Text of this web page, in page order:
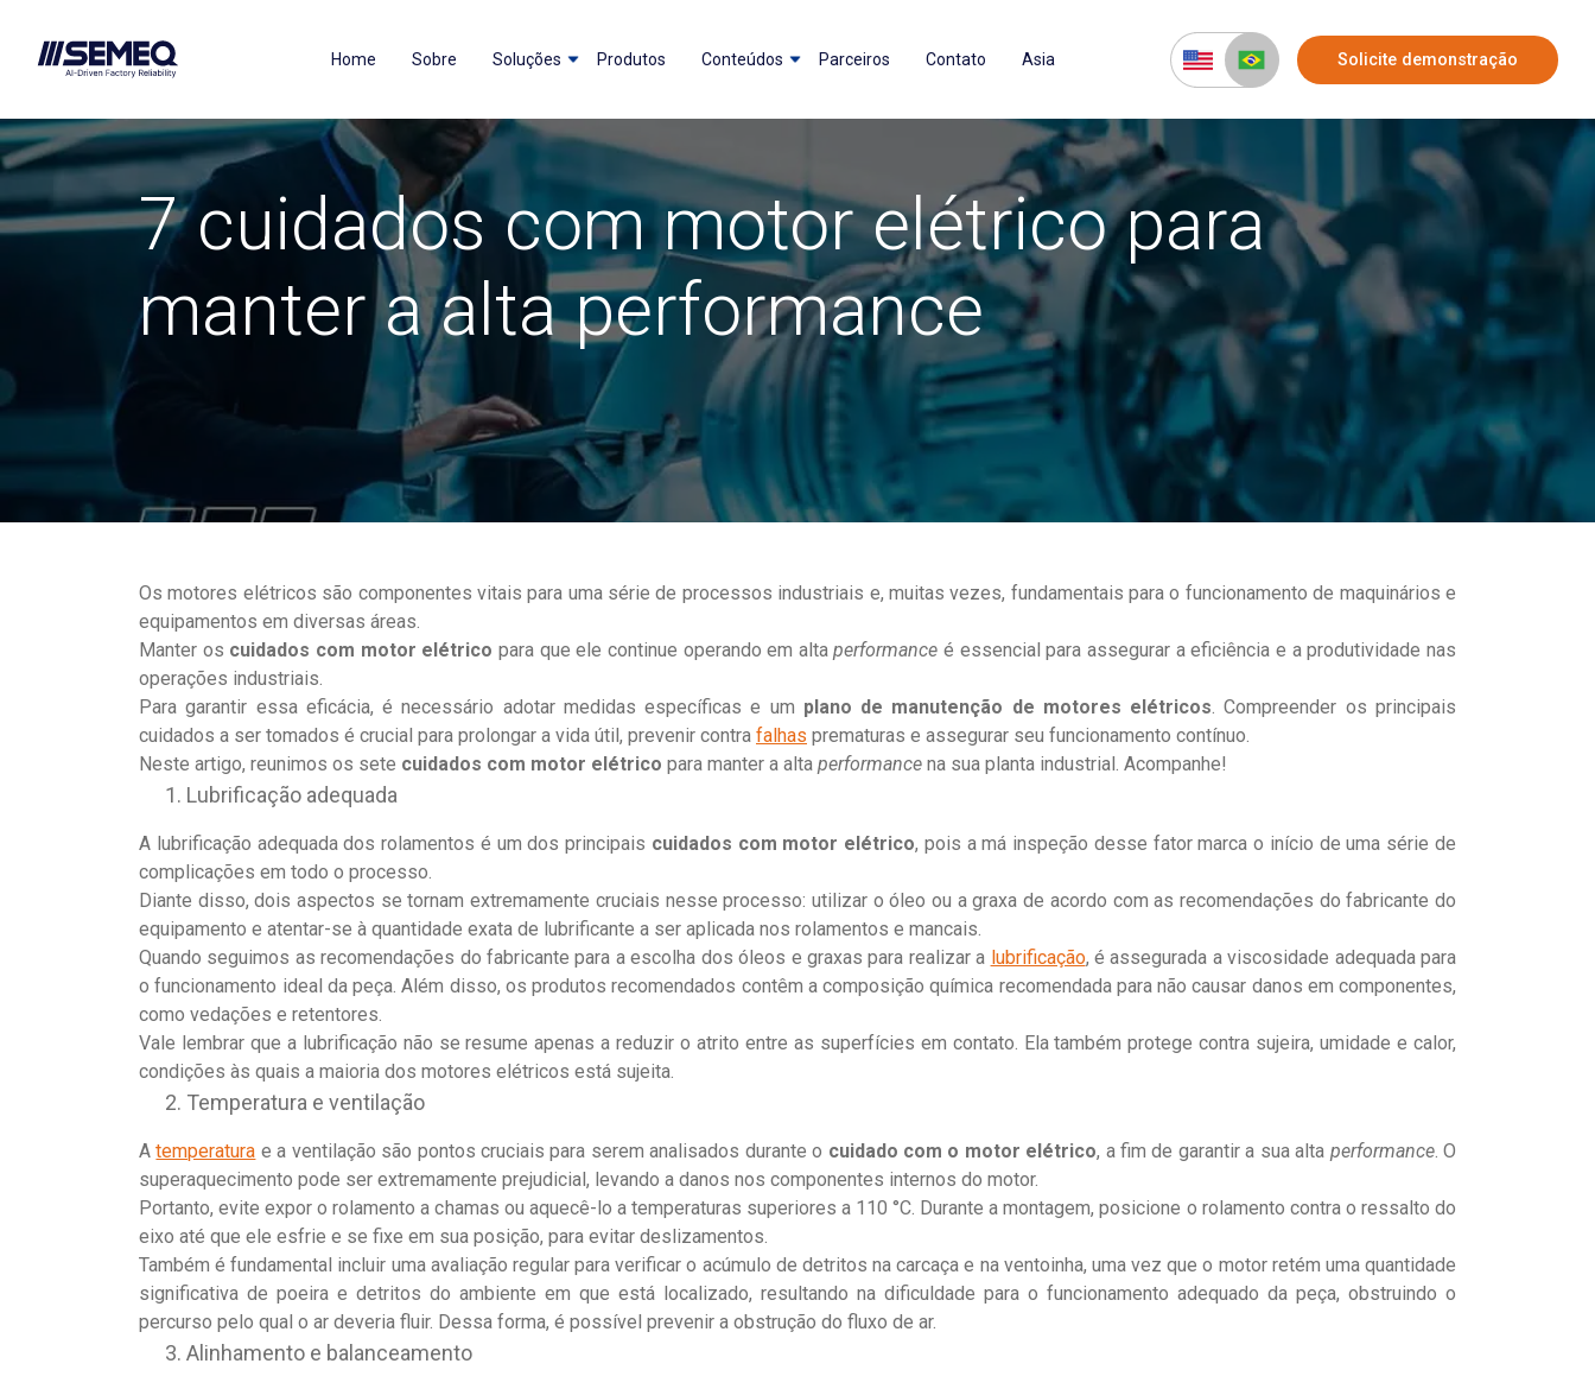
Home Sobre Soluções Produtos Conteúdos Parceiros Contato Asia Solicite demonstração
7 cuidados com motor elétrico para
manter a alta performance
Os motores elétricos são componentes vitais para uma série de processos industriais e, muitas vezes, fundamentais para o funcionamento de maquinários e
equipamentos em diversas áreas.
Manter os cuidados com motor elétrico para que ele continue operando em altaperformanceé essencial para assegurar a eficiência e a produtividade nas
operações industriais.
Para garantir essa eficácia, é necessário adotar medidas específicas e um plano de manutenção de motores elétricos. Compreender os principais
cuidados a ser tomados é crucial para prolongar a vida útil, prevenir contra falhas prematuras e assegurar seu funcionamento contínuo.
Neste artigo, reunimos os sete cuidados com motor elétrico para manter a alta performance na sua planta industrial. Acompanhe!
Lubrificação adequada
A lubrificação adequada dos rolamentos é um dos principais cuidados com motor elétrico, pois a má inspeção desse fator marca o início de uma série de
complicações em todo o processo.
Diante disso, dois aspectos se tornam extremamente cruciais nesse processo: utilizar o óleo ou a graxa de acordo com as recomendações do fabricante do
equipamento e atentar-se à quantidade exata de lubrificante a ser aplicada nos rolamentos e mancais.
Quando seguimos as recomendações do fabricante para a escolha dos óleos e graxas para realizar a lubrificação, é assegurada a viscosidade adequada para
o funcionamento ideal da peça. Além disso, os produtos recomendados contêm a composição química recomendada para não causar danos em componentes,
como vedações e retentores.
Vale lembrar que a lubrificação não se resume apenas a reduzir o atrito entre as superfícies em contato. Ela também protege contra sujeira, umidade e calor,
condições às quais a maioria dos motores elétricos está sujeita.
Temperatura e ventilação
Atemperatura e a ventilação são pontos cruciais para serem analisados durante o cuidado com o motor elétrico, a fim de garantir a sua alta performance. O
superaquecimento pode ser extremamente prejudicial, levando a danos nos componentes internos do motor.
Portanto, evite expor o rolamento a chamas ou aquecê-lo a temperaturas superiores a 110 °C. Durante a montagem, posicione o rolamento contra o ressalto do
eixo até que ele esfrie e se fixe em sua posição, para evitar deslizamentos.
Também é fundamental incluir uma avaliação regular para verificar o acúmulo de detritos na carcaça e na ventoinha, uma vez que o motor retém uma quantidade
significativa de poeira e detritos do ambiente em que está localizado, resultando na dificuldade para o funcionamento adequado da peça, obstruindo o
percurso pelo qual o ar deveria fluir. Dessa forma, é possível prevenir a obstrução do fluxo de ar.
Alinhamento e balanceamento